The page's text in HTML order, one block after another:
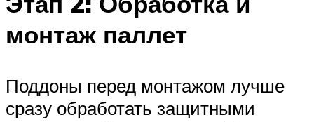
монтаж паллет
Поддоны перед монтажом лучше
сразу обработать защитными